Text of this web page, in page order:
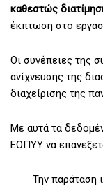
καθεστώς
έκπτωση στο
Οι συνέπειες της
ανίχνευσης της
διαχείρισης της
Mε αυτά τα
ΕΟΠΥΥ να
Την παράταση